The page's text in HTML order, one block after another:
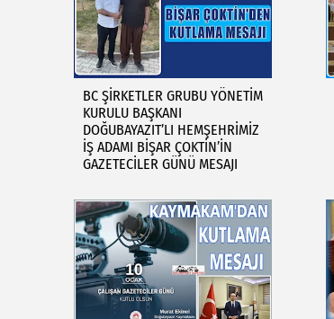
BC ŞİRKETLER GRUBU YÖNETİM
KURULU BAŞKANI
DOĞUBAYAZIT’LI HEMŞEHRİMİZ
İŞ ADAMI BİŞAR ÇOKTİN’İN
GAZETECİLER GÜNÜ MESAJI